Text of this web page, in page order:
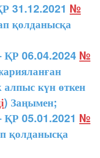
31.12.2021 №
қолданысқа
ҚР 06.04.2024 №
алпыс күн өткен
) Заңымен;
ҚР 05.01.2021 №
қолданысқа